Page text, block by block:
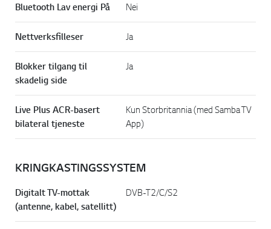
Bluetooth Lav energi På Nei
Nettverksfilleser Ja
Blokker tilgang til
skadelig side
Ja
Live Plus ACR-basert
bilateral tjeneste
Kun Storbritannia (med Samba TV
App)
KRINGKASTINGSSYSTEM
Digitalt TV-mottak
(antenne, kabel, satellitt)
DVB-T2/C/S2